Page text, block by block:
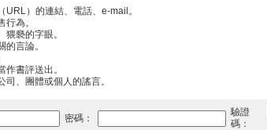
URL）的連結、電話、e-mail。
為。
褻的字眼。
言論。
書評送出。
、團體或個人的謠言。
密碼：
驗證
碼：